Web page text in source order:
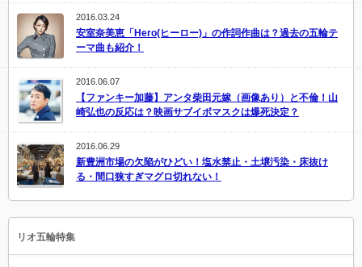
2016.03.24
安室奈美恵「Hero(ヒーロー)」の作詞作曲は？過去の五輪テ
ーマ曲も紹介！
2016.06.07
【ファンキー加藤】アンタ柴田元嫁（画像あり）と不倫！山
崎弘也の反応は？映画サブイボマスクは爆死決定？
2016.06.29
新豊洲市場の欠陥がひどい！塩水禁止・土壌汚染・床抜け
る・間口狭すぎマグロ切れない！
リオ五輪特集